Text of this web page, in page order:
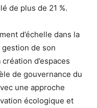
de plus de 21 %.
d’échelle dans la
de son
d’espaces
de gouvernance du
une approche
écologique et